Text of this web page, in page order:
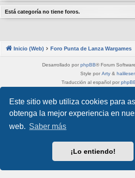
Este sitio web utiliza cookies para
obtenga la mejor experiencia en
web. Saber más
¡Lo entiendo!
Está categoría no tiene foros.
Inicio (Web) Foro Punta de Lanza Wargames
Desarrollado por phpBB® Forum
Style por Arty &
Traducción al español por